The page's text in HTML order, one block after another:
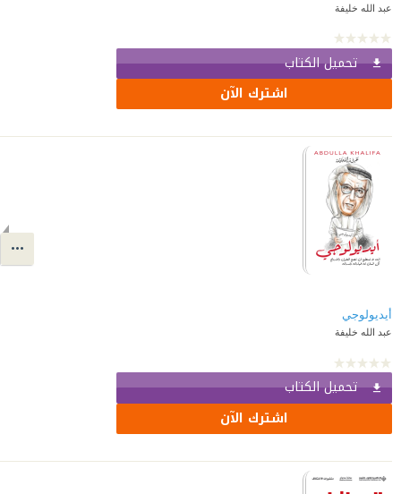
عبد الله خليفة
تحميل الكتاب
اشترك الآن
أيديولوجي
عبد الله خليفة
تحميل الكتاب
اشترك الآن